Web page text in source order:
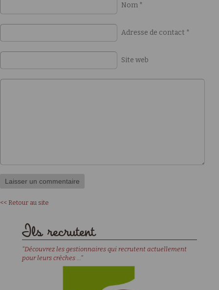
Nom *
Adresse de contact *
Site web
<< Retour au site
Ils recrutent
"Découvrez les gestionnaires qui recrutent actuellement
pour leurs crèches ..."